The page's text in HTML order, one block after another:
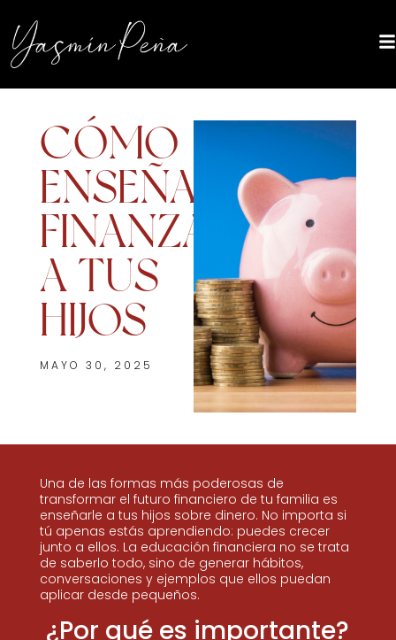
CÓMO
ENSEÑAR
FINANZAS
A TUS
HIJOS
MAYO 30, 2025
Una de las formas más poderosas de
transformar el futuro financiero de tu familia es
enseñarle a tus hijos sobre dinero. No importa si
tú apenas estás aprendiendo: puedes crecer
junto a ellos. La educación financiera no se trata
de saberlo todo, sino de generar hábitos,
conversaciones y ejemplos que ellos puedan
aplicar desde pequeños.
¿Por qué es importante?